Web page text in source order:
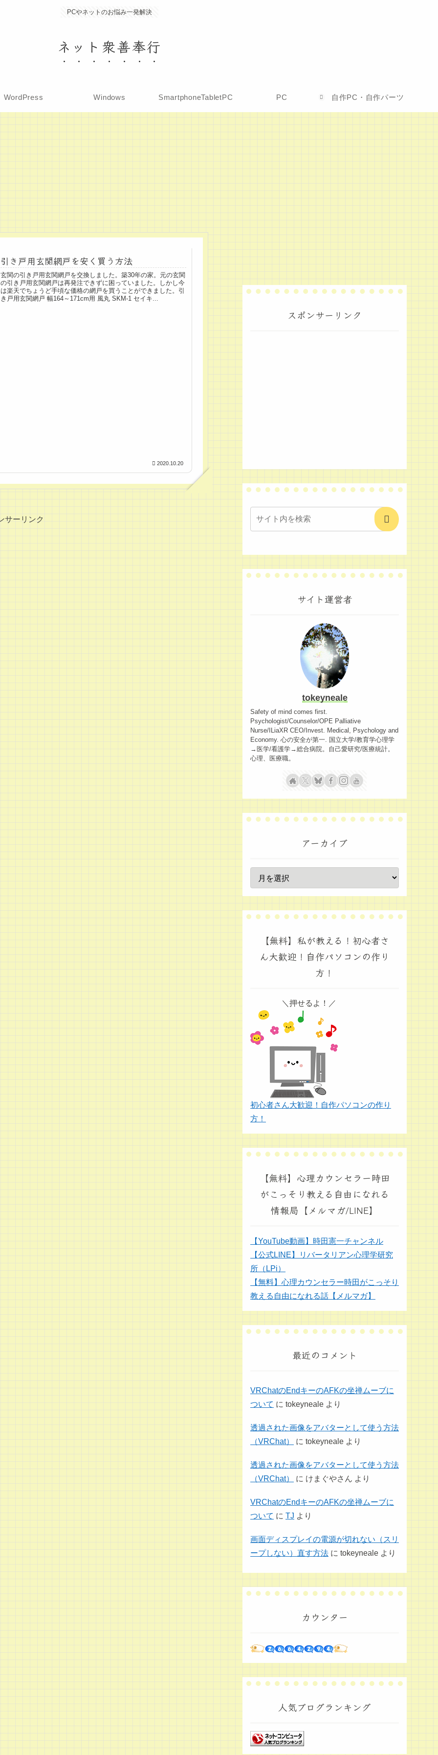
PCやネットのお悩み一発解決
ネット衆善奉行
WordPress Windows SmartphoneTabletPC PC 自作PC・自作パーツ
引き戸用玄関網戸を安く買う方法
玄関の引き戸用玄関網戸を交換しました。築30年の家。元の玄関
の引き戸用玄関網戸は再発注できずに困っていました。しかし今
は楽天でちょうど手頃な価格の網戸を買うことができました。引
き戸用玄関網戸 幅164～171cm用 風丸 SKM-1 セイキ...
2020.10.20
サーリンク
スポンサーリンク
サイト運営者
tokeyneale
Safety of mind comes first.
Psychologist/Counselor/OPE Palliative
Nurse/ILiaXR CEO/Invest. Medical, Psychology and
Economy. 心の安全が第一. 国立大学/教育学心理学
→医学/看護学→総合病院。自己愛研究/医療統計。
心理、医療職。
アーカイブ
【無料】私が教える！初心者さ
ん大歓迎！自作パソコンの作り
方！
＼押せるよ！／
初心者さん大歓迎！自作パソコンの作り
方！
【無料】心理カウンセラー時田
がこっそり教える自由になれる
情報局【メルマガ/LINE】
【YouTube動画】時田憲一チャンネル
【公式LINE】リバータリアン心理学研究
所（LPi）
【無料】心理カウンセラー時田がこっそり
教える自由になれる話【メルマガ】
最近のコメント
VRChatのEndキーのAFKの坐禅ムーブに
ついて に tokeyneale より
透過された画像をアバターとして使う方法
（VRChat）
に tokeyneale より
透過された画像をアバターとして使う方法
（VRChat）
に けまぐやさん より
VRChatのEndキーのAFKの坐禅ムーブに
ついて に TJ より
画面ディスプレイの電源が切れない（スリ
ープしない）直す方法 に tokeyneale より
カウンター
人気ブログランキング